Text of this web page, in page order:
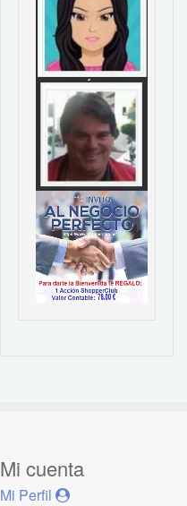
Mi cuenta
Mi Perfil